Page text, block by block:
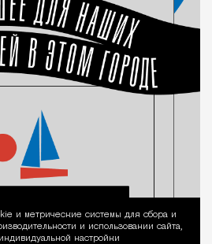
Уведомление
и метрические системы для сбора и
и использовании сайта,
настройки